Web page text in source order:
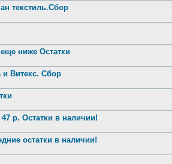
текстиль.Сбор
ниже Остатки
Витекс. Сбор
р. Остатки в наличии!
остатки в наличии!